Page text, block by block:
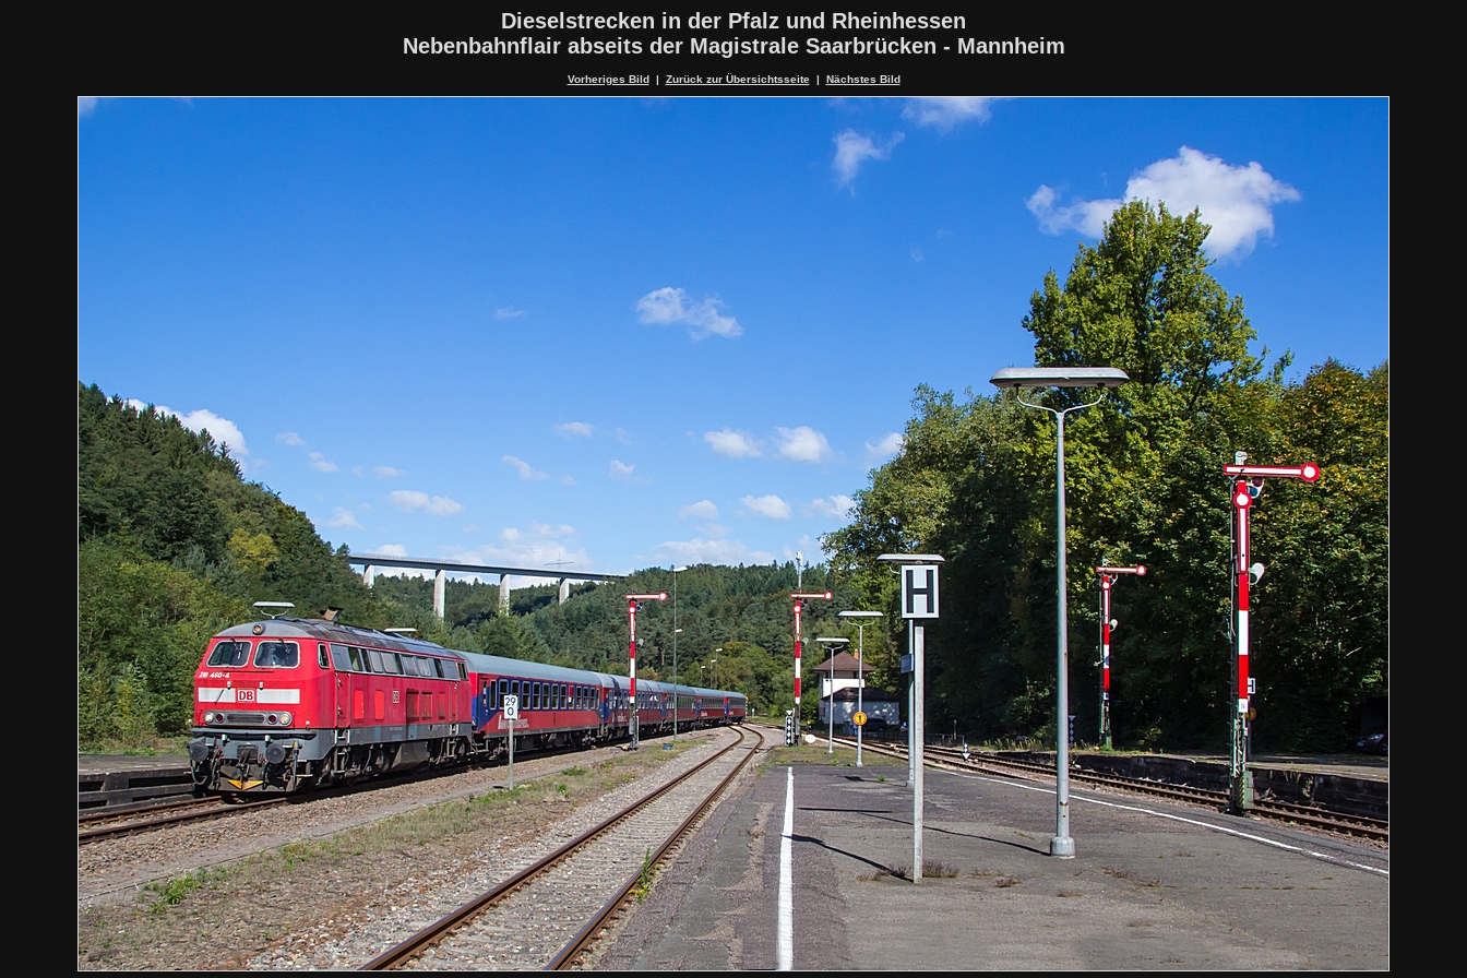
Dieselstrecken in der Pfalz und Rheinhessen
Nebenbahnflair abseits der Magistrale Saarbrücken - Mannheim
Vorheriges Bild Zurück zur Übersichtsseite| Nächstes Bild